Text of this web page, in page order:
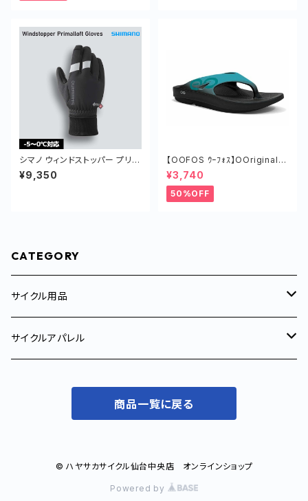
シマノ ウィンドストッパー プリマ
ロフト グローブ 冬用 グローブ
-5～0度対応 防寒 手袋 スマホ
¥9,350
【OOFOS ｳｰﾌｫｽ】OOriginalS
portｳｰｵﾘｼﾞﾅﾙｽﾎﾟｰﾂ BLACK/A
QUA
¥3,740
50%OFF
CATEGORY
サイクル用品
サイクルトレーナー
コンポーネント
補給食/サプリメント
サイクルアパレル
サイクルジャージ
サイクルジャージ
商品一覧に戻る
© ハヤサカサイクル仙台中央店 オンラインショップ
Powered by